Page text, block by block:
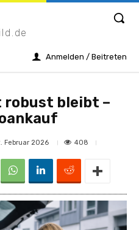
Anmelden / Beitreten
robust bleibt –
Februar 2026 408